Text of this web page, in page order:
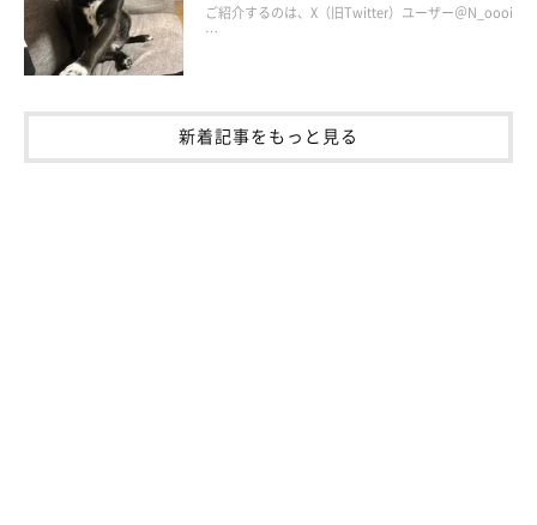
ご紹介するのは、X（旧Twitter）ユーザー＠N_oooi
…
新着記事をもっと見る